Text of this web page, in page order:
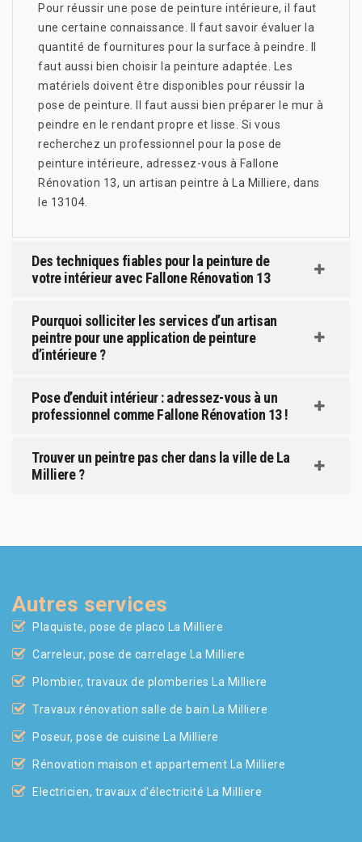
Pour réussir une pose de peinture intérieure, il faut
une certaine connaissance. Il faut savoir évaluer la
quantité de fournitures pour la surface à peindre. Il
faut aussi bien choisir la peinture adaptée. Les
matériels doivent être disponibles pour réussir la
pose de peinture. Il faut aussi bien préparer le mur à
peindre en le rendant propre et lisse. Si vous
recherchez un professionnel pour la pose de
peinture intérieure, adressez-vous à Fallone
Rénovation 13, un artisan peintre à La Milliere, dans
le 13104.
Des techniques fiables pour la peinture de
votre intérieur avec Fallone Rénovation 13
Pourquoi solliciter les services d’un artisan
peintre pour une application de peinture
d’intérieure ?
Pose d’enduit intérieur : adressez-vous à un
professionnel comme Fallone Rénovation 13 !
Trouver un peintre pas cher dans la ville de La
Milliere ?
Autres services
Plaquiste, pose de placo La Milliere
Carreleur, pose de carrelage La Milliere
Plombier, travaux de plomberies La Milliere
Travaux rénovation salle de bain La Milliere
Poseur, pose de cuisine La Milliere
Rénovation maison et appartement La Milliere
Electricien, travaux d'électricité La Milliere